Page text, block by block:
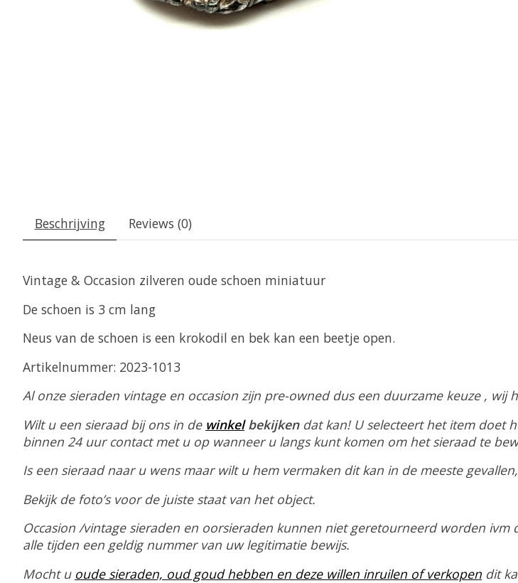
Beschrijving Reviews (0)
Vintage & Occasion zilveren oude schoen miniatuur
De schoen is 3 cm lang
Neus van de schoen is een krokodil en bek kan een beetje open.
Artikelnummer: 2023-1013
Al onze sieraden vintage en occasion zijn pre-owned dus een duurzame keuze , wij
Wilt u een sieraad bij ons in de winkelbekijkendat kan! U selecteert het item doet
binnen 24 uur contact met u op wanneer u langs kunt komen om het sieraad te
Is een sieraad naar u wens maar wilt u hem vermaken dit kan in de meeste
Bekijk de foto’s voor de juiste staat van het object.
Occasion /vintage sieraden en oorsieraden kunnen niet geretourneerd worden
alle tijden een geldig nummer van uw legitimatie bewijs.
Mocht u oude sieraden, oud goud hebben en deze willen inruilen of verkopen dit